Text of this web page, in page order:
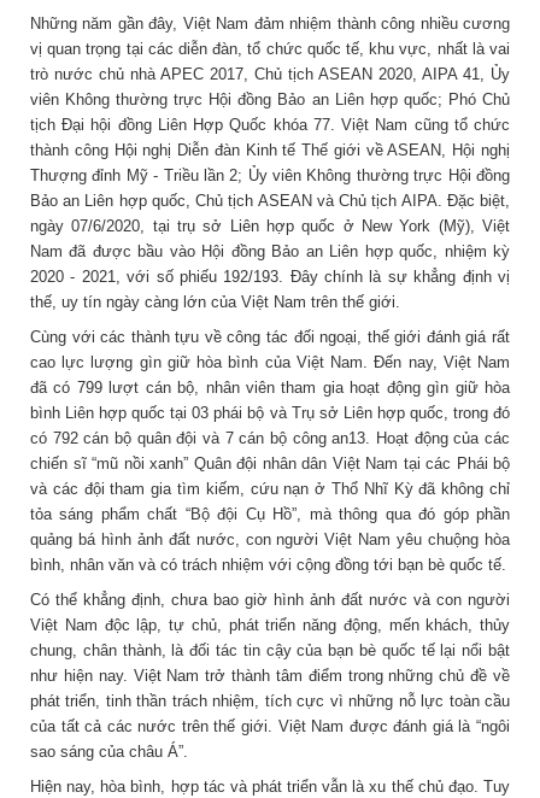
Những năm gần đây, Việt Nam đảm nhiệm thành công nhiều cương
vị quan trọng tại các diễn đàn, tổ chức quốc tế, khu vực, nhất là vai
trò nước chủ nhà APEC 2017, Chủ tịch ASEAN 2020, AIPA 41, Ủy
viên Không thường trực Hội đồng Bảo an Liên hợp quốc; Phó Chủ
tịch Đại hội đồng Liên Hợp Quốc khóa 77. Việt Nam cũng tổ chức
thành công Hội nghị Diễn đàn Kinh tế Thế giới về ASEAN, Hội nghị
Thượng đỉnh Mỹ - Triều lần 2; Ủy viên Không thường trực Hội đồng
Bảo an Liên hợp quốc, Chủ tịch ASEAN và Chủ tịch AIPA. Đặc biệt,
ngày 07/6/2020, tại trụ sở Liên hợp quốc ở New York (Mỹ), Việt
Nam đã được bầu vào Hội đồng Bảo an Liên hợp quốc, nhiệm kỳ
2020 - 2021, với số phiếu 192/193. Đây chính là sự khẳng định vị
thế, uy tín ngày càng lớn của Việt Nam trên thế giới.
Cùng với các thành tựu về công tác đối ngoại, thế giới đánh giá rất
cao lực lượng gìn giữ hòa bình của Việt Nam. Đến nay, Việt Nam
đã có 799 lượt cán bộ, nhân viên tham gia hoạt động gìn giữ hòa
bình Liên hợp quốc tại 03 phái bộ và Trụ sở Liên hợp quốc, trong đó
có 792 cán bộ quân đội và 7 cán bộ công an13. Hoạt động của các
chiến sĩ “mũ nồi xanh” Quân đội nhân dân Việt Nam tại các Phái bộ
và các đội tham gia tìm kiếm, cứu nạn ở Thổ Nhĩ Kỳ đã không chỉ
tỏa sáng phẩm chất “Bộ đội Cụ Hồ”, mà thông qua đó góp phần
quảng bá hình ảnh đất nước, con người Việt Nam yêu chuộng hòa
bình, nhân văn và có trách nhiệm với cộng đồng tới bạn bè quốc tế.
Có thể khẳng định, chưa bao giờ hình ảnh đất nước và con người
Việt Nam độc lập, tự chủ, phát triển năng động, mến khách, thủy
chung, chân thành, là đối tác tin cậy của bạn bè quốc tế lại nổi bật
như hiện nay. Việt Nam trở thành tâm điểm trong những chủ đề về
phát triển, tinh thần trách nhiệm, tích cực vì những nỗ lực toàn cầu
của tất cả các nước trên thế giới. Việt Nam được đánh giá là “ngôi
sao sáng của châu Á”.
Hiện nay, hòa bình, hợp tác và phát triển vẫn là xu thế chủ đạo. Tuy